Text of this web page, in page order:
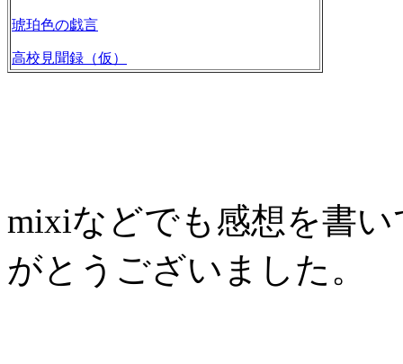
琥珀色の戯言
高校見聞録（仮）
mixiなどでも感想を書
がとうございました。